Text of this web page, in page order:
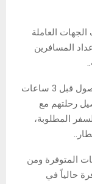
العاملة
المسافرين
.
ويشترط مطار الشارقة على المسافرين الوصول قبل 3 ساعات
رحلتهم مع
المطلوبة،
.
المتوفرة ومن
حالياً في